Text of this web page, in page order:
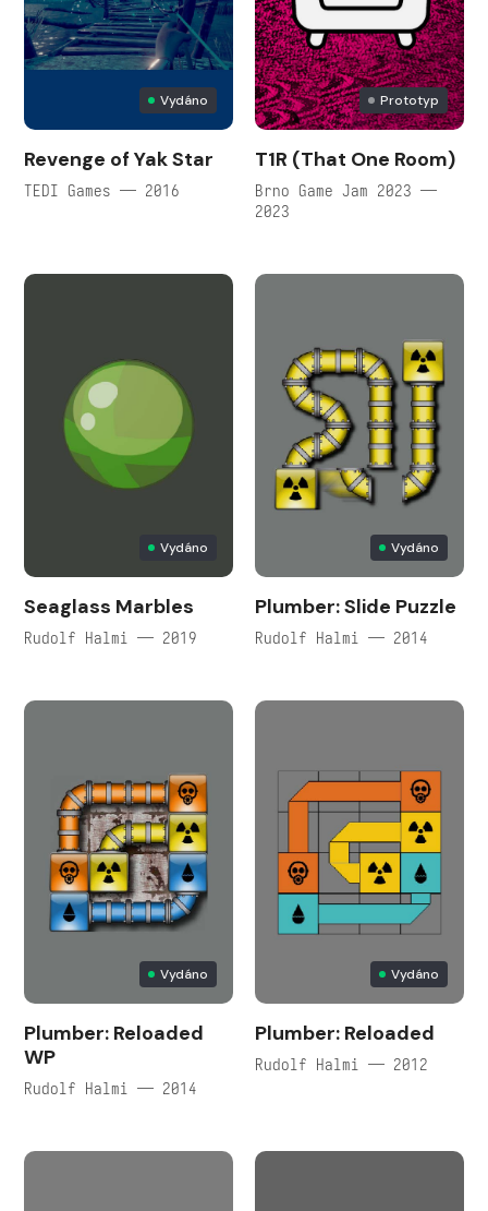
Vydáno
Revenge of Yak Star
TEDI Games — 2016
Prototyp
T1R (That One Room)
Brno Game Jam 2023 —
2023
Vydáno
Seaglass Marbles
Rudolf Halmi — 2019
Vydáno
Plumber: Slide Puzzle
Rudolf Halmi — 2014
Vydáno
Plumber: Reloaded
WP
Rudolf Halmi — 2014
Vydáno
Plumber: Reloaded
Rudolf Halmi — 2012